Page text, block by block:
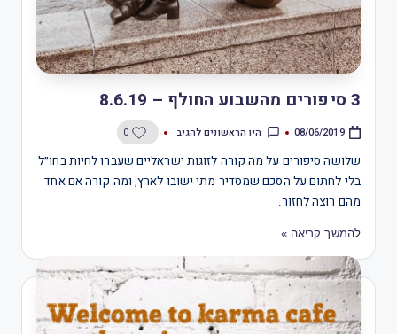
3 סיפורים מהשבוע החולף – 8.6.19
08/06/2019 היו הראשונים להגיב 0
שלושה סיפורים על מה קורה לזוגות ישראליים שעברו לחיות בחו״ל
בלי לחתום על הסכם שמסדיר מתי ישובו לארץ, ומה קורה אם אחד
מהם רוצה לחזור.
להמשך קריאה »